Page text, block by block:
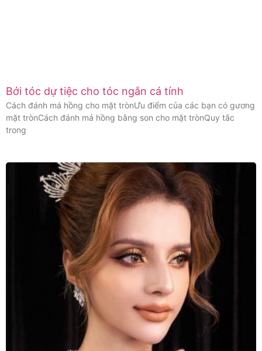
Bới tóc dự tiệc cho tóc ngắn cá tính
Cách đánh má hồng cho mặt trònƯu điểm của các bạn có gương
mặt trònCách đánh má hồng bằng son cho mặt trònQuy tắc
trong